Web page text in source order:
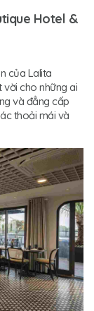
Hotel &
của Lalita
cho những ai
và đẳng cấp
thoải mái và